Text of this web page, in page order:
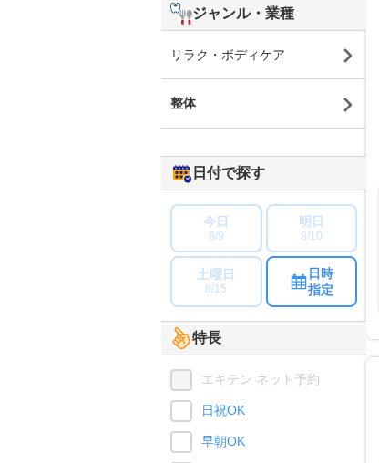
ジャンル・業種
リラク・ボディケア
整体
日付で探す
今日
8/9
明日
8/10
土曜日
8/15
日時
指定
特長
エキテン ネット予約
日祝OK
早朝OK